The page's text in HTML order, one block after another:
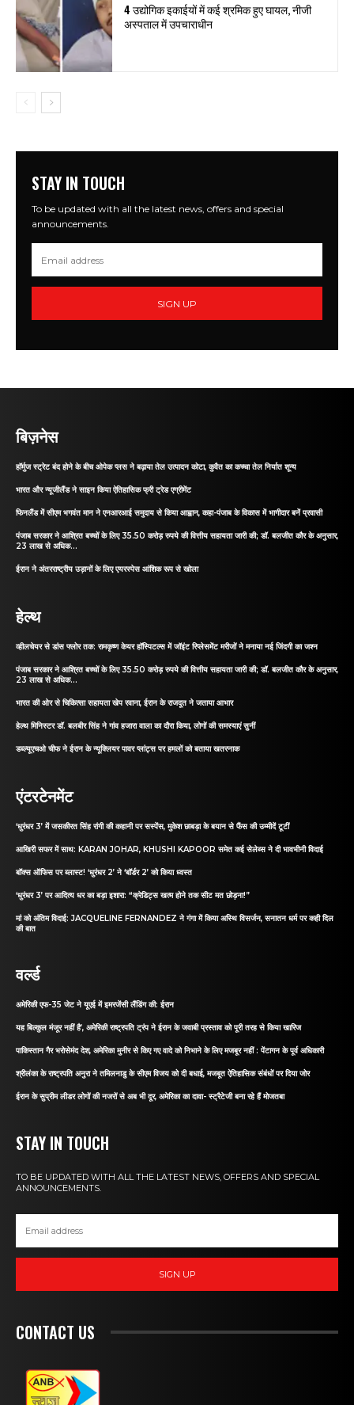
4 उद्योगिक इकाईयों में कई श्रमिक हुए घायल, नीजी
अस्पताल में उपचाराधीन
STAY IN TOUCH
To be updated with all the latest news, offers and special
announcements.
SIGN UP
बिज़नेस
हॉर्मुज स्ट्रेट बंद होने के बीच ओपेक प्लस ने बढ़ाया तेल उत्पादन कोटा, कुवैत का कच्चा तेल निर्यात शून्य
भारत और न्यूजीलैंड ने साइन किया ऐतिहासिक फ्री ट्रेड एग्रीमेंट
फिनलैंड में सीएम भगवंत मान ने एनआरआई समुदाय से किया आह्वान, कहा-पंजाब के विकास में भागीदार बनें प्रवासी
पंजाब सरकार ने आश्रित बच्चों के लिए 35.50 करोड़ रुपये की वित्तीय सहायता जारी की; डॉ. बलजीत कौर के अनुसार,
23 लाख से अधिक...
ईरान ने अंतरराष्ट्रीय उड़ानों के लिए एयरस्पेस आंशिक रूप से खोला
हेल्थ
व्हीलचेयर से डांस फ्लोर तक: रामकृष्ण केयर हॉस्पिटल्स में जॉइंट रिप्लेसमेंट मरीजों ने मनाया नई जिंदगी का जश्न
पंजाब सरकार ने आश्रित बच्चों के लिए 35.50 करोड़ रुपये की वित्तीय सहायता जारी की; डॉ. बलजीत कौर के अनुसार,
23 लाख से अधिक...
भारत की ओर से चिकित्सा सहायता खेप रवाना, ईरान के राजदूत ने जताया आभार
हेल्थ मिनिस्टर डॉ. बलबीर सिंह ने गांव हजारा वाला का दौरा किया, लोगों की समस्याएं सुनीं
डब्ल्यूएचओ चीफ ने ईरान के न्यूक्लियर पावर प्लांट्स पर हमलों को बताया खतरनाक
एंटरटेनमेंट
‘धुरंधर 3’ में जसकीरत सिंह रांगी की कहानी पर सस्पेंस, मुकेश छाबड़ा के बयान से फैंस की उम्मीदें टूटीं
आखिरी सफर में साथ: KARAN JOHAR, KHUSHI KAPOOR समेत कई सेलेब्स ने दी भावभीनी विदाई
बॉक्स ऑफिस पर ब्लास्ट! ‘धुरंधर 2’ ने ‘बॉर्डर 2’ को किया ध्वस्त
‘धुरंधर 3’ पर आदित्य धर का बड़ा इशारा: “क्रेडिट्स खत्म होने तक सीट मत छोड़ना!”
मां को अंतिम विदाई: JACQUELINE FERNANDEZ ने गंगा में किया अस्थि विसर्जन, सनातन धर्म पर कही दिल
की बात
वर्ल्ड
अमेरिकी एफ-35 जेट ने यूएई में इमरजेंसी लैंडिंग की: ईरान
यह बिल्कुल मंजूर नहीं है’, अमेरिकी राष्ट्रपति ट्रंप ने ईरान के जवाबी प्रस्ताव को पूरी तरह से किया खारिज
पाकिस्तान गैर भरोसेमंद देश, अमेरिका मुनीर से किए गए वादे को निभाने के लिए मजबूर नहीं : पेंटागन के पूर्व अधिकारी
श्रीलंका के राष्ट्रपति अनुरा ने तमिलनाडु के सीएम विजय को दी बधाई, मजबूत ऐतिहासिक संबंधों पर दिया जोर
ईरान के सुप्रीम लीडर लोगों की नजरों से अब भी दूर, अमेरिका का दावा- स्ट्रैटेजी बना रहे हैं मोजतबा
STAY IN TOUCH
TO BE UPDATED WITH ALL THE LATEST NEWS, OFFERS AND SPECIAL
ANNOUNCEMENTS.
SIGN UP
CONTACT US